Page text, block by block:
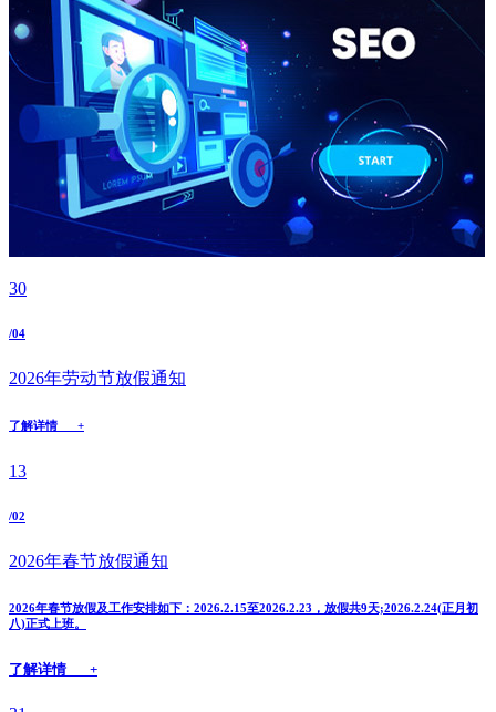
30
/04
2026年劳动节放假通知
了解详情 +
13
/02
2026年春节放假通知
2026年春节放假及工作安排如下：2026.2.15至2026.2.23，放假共9天;2026.2.24(正月初
八)正式上班。
了解详情 +